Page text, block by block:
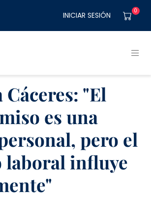
User
INICIAR SESIÓN 0
Cáceres: "El
es una
pero el
laboral influye